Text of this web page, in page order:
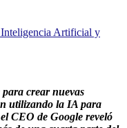
Artificial y
crear nuevas
utilizando la IA para
CEO de Google reveló